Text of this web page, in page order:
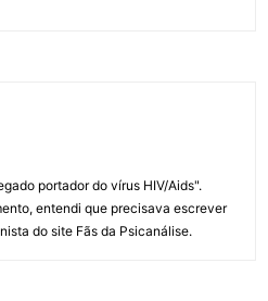
portador do vírus HIV/Aids".
entendi que precisava escrever
do site Fãs da Psicanálise.